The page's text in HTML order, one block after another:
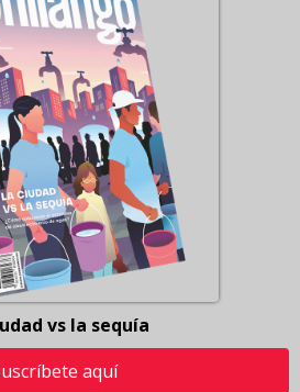
vs la sequía
aquí